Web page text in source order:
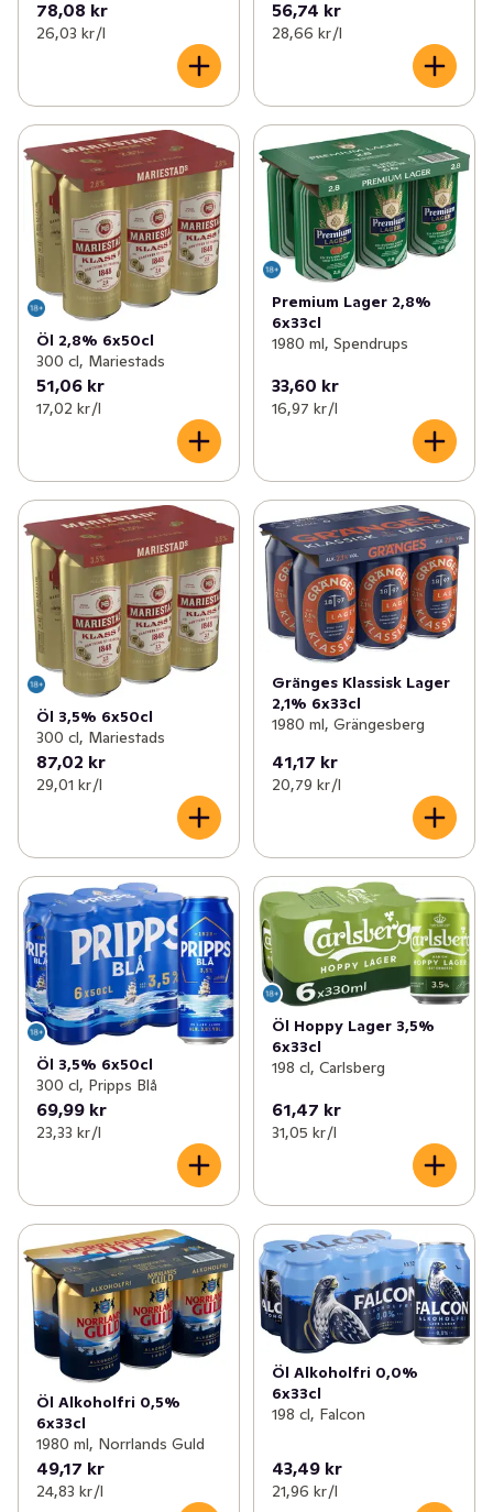
78,08 kr
26,03 kr /l
56,74 kr
28,66 kr /l
Öl 2,8% 6x50cl
300 cl, Mariestads
51,06 kr
17,02 kr /l
Premium Lager 2,8%
6x33cl
1980 ml, Spendrups
33,60 kr
16,97 kr /l
Öl 3,5% 6x50cl
300 cl, Mariestads
87,02 kr
29,01 kr /l
Gränges Klassisk Lager
2,1% 6x33cl
1980 ml, Grängesberg
41,17 kr
20,79 kr /l
Öl 3,5% 6x50cl
300 cl, Pripps Blå
69,99 kr
23,33 kr /l
Öl Hoppy Lager 3,5%
6x33cl
198 cl, Carlsberg
61,47 kr
31,05 kr /l
Öl Alkoholfri 0,5%
6x33cl
1980 ml, Norrlands Guld
49,17 kr
24,83 kr /l
Öl Alkoholfri 0,0%
6x33cl
198 cl, Falcon
43,49 kr
21,96 kr /l